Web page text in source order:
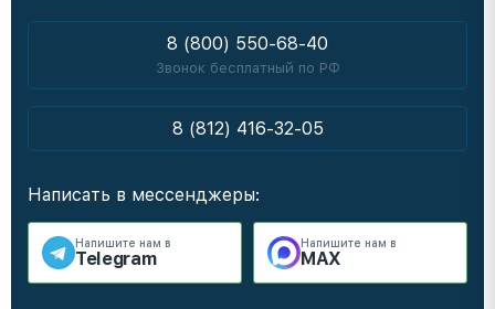
8 (800) 550-68-40
Звонок бесплатный по РФ
8 (812) 416-32-05
Написать в мессенджеры:
Напишите нам в
Telegram
Напишите нам в
MAX